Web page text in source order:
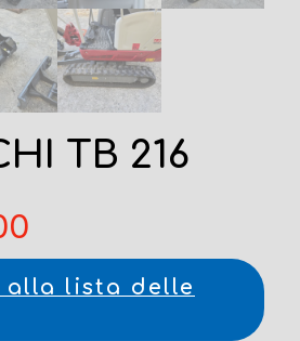
TB 216
alla lista delle